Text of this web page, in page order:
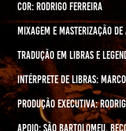
Cor: Rodrigo Ferreira
Mixagem e Masterização
Tradução em Libras e
Intérprete de libras:
Produção Executiva:
Apoio: São Bartolomeu,